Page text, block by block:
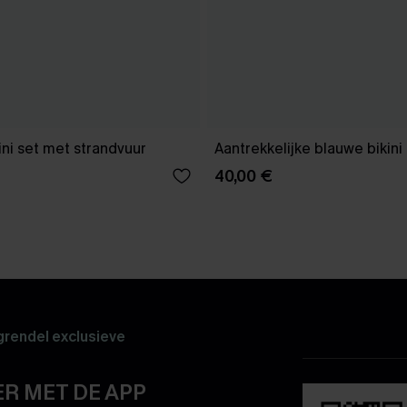
set met strandvuur Aantrekkelijke blauwe bikini
40,00 €
exclusieve
MET DE APP